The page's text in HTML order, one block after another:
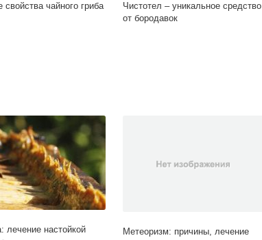
свойства чайного гриба
Чистотел – уникальное средство
от бородавок
лечение настойкой
Метеоризм: причины, лечение